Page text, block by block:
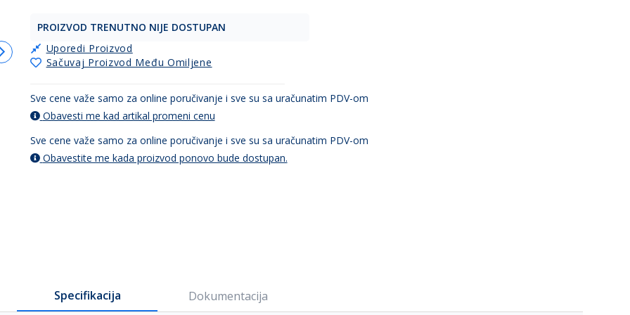
PROIZVOD TRENUTNO NIJE DOSTUPAN
Sačuvaj Proizvod Među Omiljene
Uporedi Proizvod
Sve cene važe samo za online poručivanje i sve su sa uračunatim PDV-om
Obavesti me kad artikal promeni cenu
Sve cene važe samo za online poručivanje i sve su sa uračunatim PDV-om
Obavestite me kada proizvod ponovo bude dostupan.
Specifikacija Dokumentacija